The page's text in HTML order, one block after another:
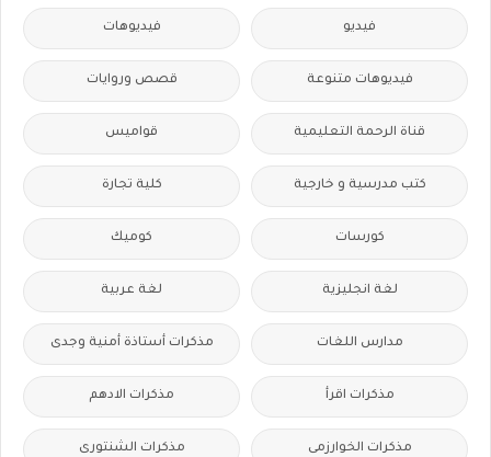
فيديو فيديوهات
فيديوهات متنوعة قصص وروايات
قناة الرحمة التعليمية قواميس
كتب مدرسية و خارجية كلية تجارة
كورسات كوميك
لغة انجليزية لغة عربية
مدارس اللغات مذكرات أستاذة أمنية وجدى
مذكرات اقرأ مذكرات الادهم
مذكرات الخوارزمى مذكرات الشنتورى